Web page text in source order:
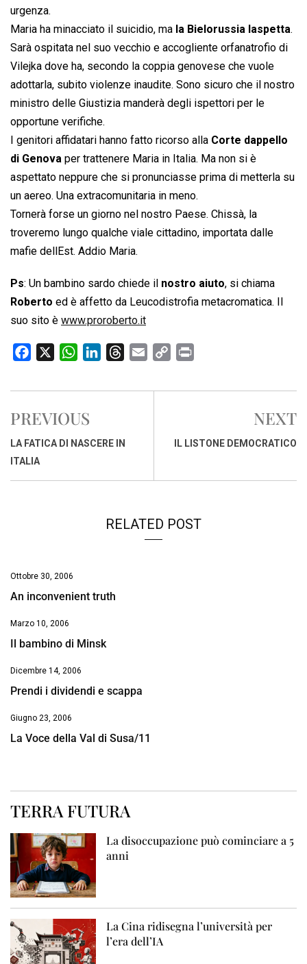
urgenza.
Maria ha minacciato il suicidio, ma la Bielorussia laspetta.
Sarà ospitata nel suo vecchio e accogliente orfanatrofio di
Vilejka dove ha, secondo la coppia genovese che vuole
adottarla, subito violenze inaudite. Sono sicuro che il nostro
ministro delle Giustizia manderà degli ispettori per le
opportune verifiche.
I genitori affidatari hanno fatto ricorso alla Corte dappello
di Genova per trattenere Maria in Italia. Ma non si è
aspettato neppure che si pronunciasse prima di metterla su
un aereo. Una extracomunitaria in meno.
Tornerà forse un giorno nel nostro Paese. Chissà, la
troveremo lungo qualche viale cittadino, importata dalle
mafie dellEst. Addio Maria.
Ps: Un bambino sardo chiede il nostro aiuto, si chiama
Roberto ed è affetto da Leucodistrofia metacromatica. Il
suo sito è www.proroberto.it
c
b
o
o
W
a
s
A
n
d
r
d
a
p
i
PREVIOUS
LA FATICA DI NASCERE IN
ITALIA
NEXT
IL LISTONE DEMOCRATICO
RELATED POST
Ottobre 30, 2006
An inconvenient truth
Marzo 10, 2006
Il bambino di Minsk
Dicembre 14, 2006
Prendi i dividendi e scappa
Giugno 23, 2006
La Voce della Val di Susa/11
TERRA FUTURA
La disoccupazione può cominciare a 5
anni
La Cina ridisegna l’università per
l’era dell’IA